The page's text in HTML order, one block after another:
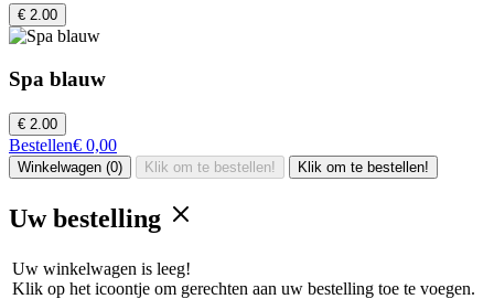
€ 2.00
Spa blauw
€ 2.00
Bestellen€ 0,00
Winkelwagen (0) Klik om te bestellen! Klik om te bestellen!
Uw bestelling
Uw winkelwagen is leeg!
Klik op het icoontje om gerechten aan uw bestelling toe te voegen.